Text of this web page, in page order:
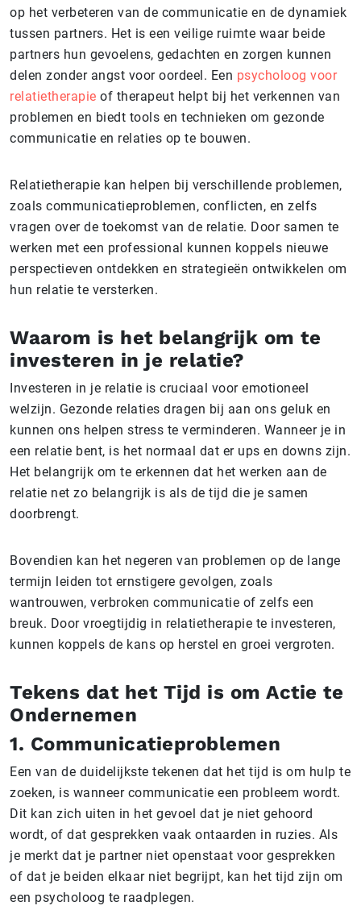
op het verbeteren van de communicatie en de dynamiek
tussen partners. Het is een veilige ruimte waar beide
partners hun gevoelens, gedachten en zorgen kunnen
delen zonder angst voor oordeel. Een psycholoog voor
relatietherapie of therapeut helpt bij het verkennen van
problemen en biedt tools en technieken om gezonde
communicatie en relaties op te bouwen.
Relatietherapie kan helpen bij verschillende problemen,
zoals communicatieproblemen, conflicten, en zelfs
vragen over de toekomst van de relatie. Door samen te
werken met een professional kunnen koppels nieuwe
perspectieven ontdekken en strategieën ontwikkelen om
hun relatie te versterken.
Waarom is het belangrijk om te
investeren in je relatie?
Investeren in je relatie is cruciaal voor emotioneel
welzijn. Gezonde relaties dragen bij aan ons geluk en
kunnen ons helpen stress te verminderen. Wanneer je in
een relatie bent, is het normaal dat er ups en downs zijn.
Het belangrijk om te erkennen dat het werken aan de
relatie net zo belangrijk is als de tijd die je samen
doorbrengt.
Bovendien kan het negeren van problemen op de lange
termijn leiden tot ernstigere gevolgen, zoals
wantrouwen, verbroken communicatie of zelfs een
breuk. Door vroegtijdig in relatietherapie te investeren,
kunnen koppels de kans op herstel en groei vergroten.
Tekens dat het Tijd is om Actie te
Ondernemen
1. Communicatieproblemen
Een van de duidelijkste tekenen dat het tijd is om hulp te
zoeken, is wanneer communicatie een probleem wordt.
Dit kan zich uiten in het gevoel dat je niet gehoord
wordt, of dat gesprekken vaak ontaarden in ruzies. Als
je merkt dat je partner niet openstaat voor gesprekken
of dat je beiden elkaar niet begrijpt, kan het tijd zijn om
een psycholoog te raadplegen.